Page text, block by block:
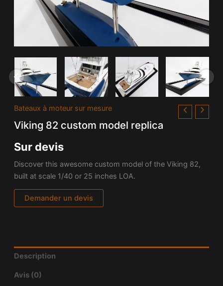
Bateaux à moteur sur mesure
Viking 82 custom model replica
Sur devis
Discover this awesome custom model of the Viking 82,
built at scale 1/40 or 25 inches LOA.
Demander un devis
Description
Avis (0)